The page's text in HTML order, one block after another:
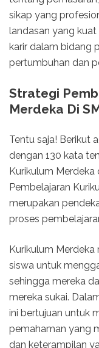
sikap yang
landasan yang
karir dalam bidang
pertumbuhan dan
Strategi
Merdeka Di
Tentu saja! Berikut
dengan 130 kata
Kurikulum Merdeka
Pembelajaran
merupakan
proses
Kurikulum
siswa untuk
sehingga mereka
mereka sukai.
ini bertujuan untuk
pemahaman yang
dan keterampilan